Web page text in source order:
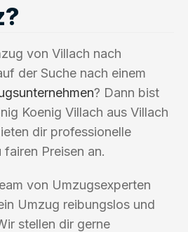
von Villach nach
der Suche nach einem
? Dann bist
Koenig Villach aus Villach
dir professionelle
fairen Preisen an.
von Umzugsexperten
Umzug reibungslos und
stellen dir gerne